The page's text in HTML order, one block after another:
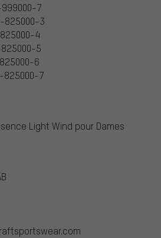
7
825000-3
4
5
6
825000-7
Light Wind pour Dames